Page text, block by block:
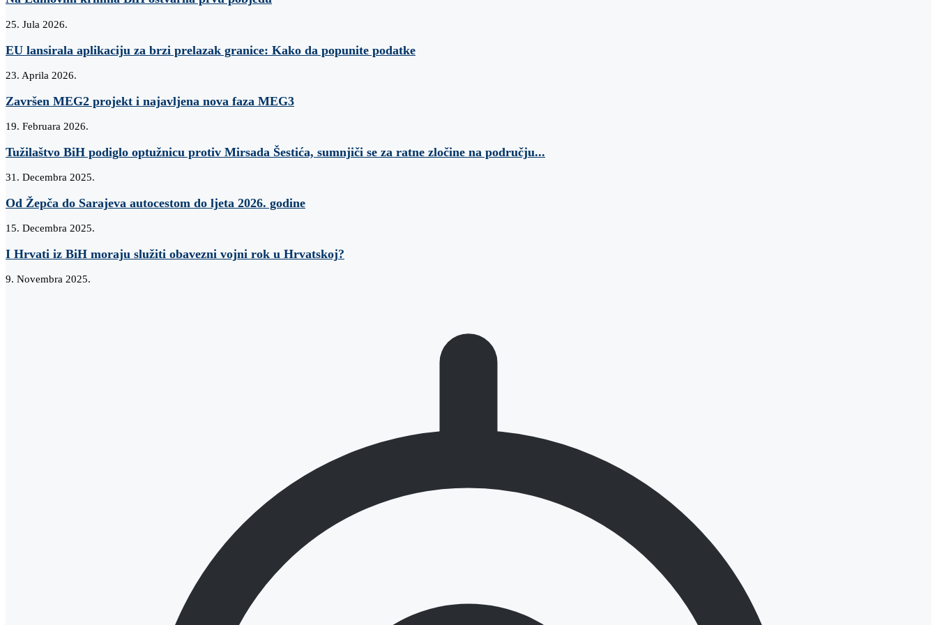
25. Jula 2026.
EU lansirala aplikaciju za brzi prelazak granice: Kako da popunite podatke
23. Aprila 2026.
Završen MEG2 projekt i najavljena nova faza MEG3
19. Februara 2026.
Tužilaštvo BiH podiglo optužnicu protiv Mirsada Šestića, sumnjiči se za ratne zločine na području...
31. Decembra 2025.
Od Žepča do Sarajeva autocestom do ljeta 2026. godine
15. Decembra 2025.
I Hrvati iz BiH moraju služiti obavezni vojni rok u Hrvatskoj?
9. Novembra 2025.